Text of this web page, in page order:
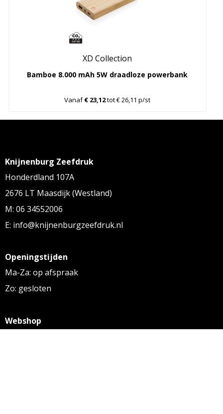
XD Collection
Bamboe 8.000 mAh 5W draadloze powerbank
Vanaf€ 23,12tot € 26,11 p/st
Knijnenburg Zeefdruk
Honderdland 107A
2676 LT Maasdijk (Westland)
M: 06 34552006
E: info@knijnenburgzeefdruk.nl
Openingstijden
Ma-Za: op afspraak
Zo: gesloten
Webshop